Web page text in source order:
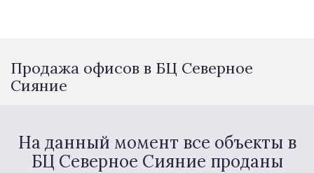
Продажа офисов в БЦ Северное
Сияние
На данный момент все объекты в
БЦ Северное Сияние проданы